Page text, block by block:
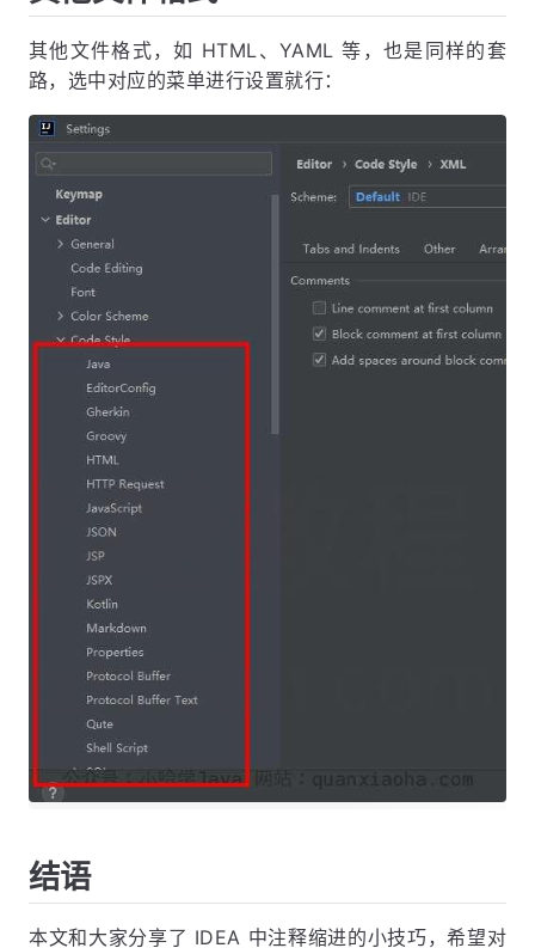
其他文件格式，如 HTML、YAML 等，也是同样的套
路，选中对应的菜单进行设置就行：
结语
本文和大家分享了 IDEA 中注释缩进的小技巧，希望对